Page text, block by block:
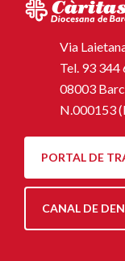
Via
Tel. 93 344
08003
N.000153
PORTAL DE
CANAL DE